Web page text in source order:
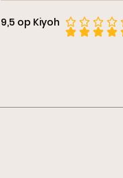
9,5 op Kiyoh